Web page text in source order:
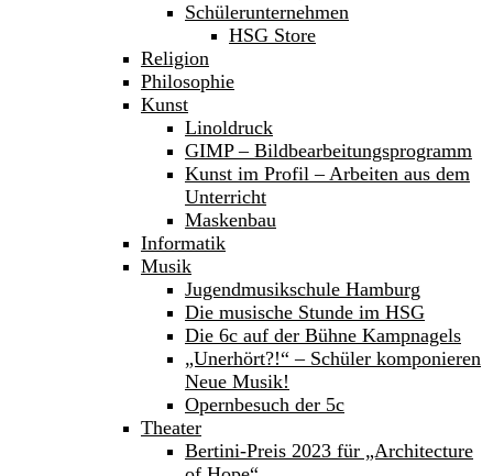
Schülerunternehmen
HSG Store
Religion
Philosophie
Kunst
Linoldruck
GIMP – Bildbearbeitungsprogramm
Kunst im Profil – Arbeiten aus dem
Unterricht
Maskenbau
Informatik
Musik
Jugendmusikschule Hamburg
Die musische Stunde im HSG
Die 6c auf der Bühne Kampnagels
„Unerhört?!“ – Schüler komponieren
Neue Musik!
Opernbesuch der 5c
Theater
Bertini-Preis 2023 für „Architecture